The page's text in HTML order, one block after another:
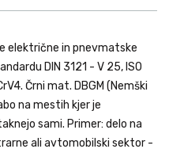
električne in pnevmatske
DIN 3121 - V 25, ISO
Črni mat. DBGM (Nemški
na mestih kjer je
sami. Primer: delo na
ali avtomobilski sektor -